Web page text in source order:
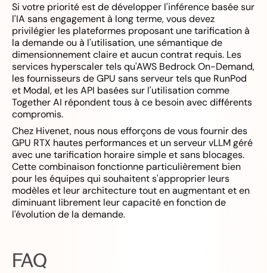
Si votre priorité est de développer l'inférence basée sur
l'IA sans engagement à long terme, vous devez
privilégier les plateformes proposant une tarification à
la demande ou à l'utilisation, une sémantique de
dimensionnement claire et aucun contrat requis. Les
services hyperscaler tels qu'AWS Bedrock On-Demand,
les fournisseurs de GPU sans serveur tels que RunPod
et Modal, et les API basées sur l'utilisation comme
Together AI répondent tous à ce besoin avec différents
compromis.
Chez Hivenet, nous nous efforçons de vous fournir des
GPU RTX hautes performances et un serveur vLLM géré
avec une tarification horaire simple et sans blocages.
Cette combinaison fonctionne particulièrement bien
pour les équipes qui souhaitent s'approprier leurs
modèles et leur architecture tout en augmentant et en
diminuant librement leur capacité en fonction de
l'évolution de la demande.
FAQ